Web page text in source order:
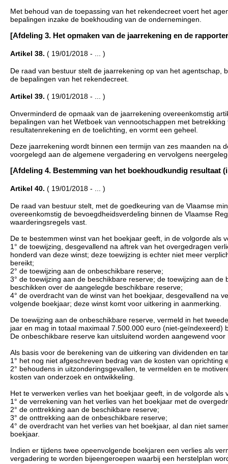
Met behoud van de toepassing van het rekendecreet voert het
bepalingen inzake de boekhouding van de ondernemingen.
[Afdeling 3. Het opmaken van de jaarrekening en de
Artikel 38. ( 19/01/2018 - ... )
De raad van bestuur stelt de jaarrekening op van het
de bepalingen van het rekendecreet.
Artikel 39. ( 19/01/2018 - ... )
Onverminderd de opmaak van de jaarrekening overeenkomstig
bepalingen van het Wetboek van vennootschappen met
resultatenrekening en de toelichting, en vormt een geheel.
Deze jaarrekening wordt binnen een termijn van zes maanden na
voorgelegd aan de algemene vergadering en vervolgens
[Afdeling 4. Bestemming van het boekhoudkundig resultaat
Artikel 40. ( 19/01/2018 - ... )
De raad van bestuur stelt, met de goedkeuring van de Vlaamse
overeenkomstig de bevoegdheidsverdeling binnen de Vlaamse
waarderingsregels vast.
De te bestemmen winst van het boekjaar geeft, in de volgorde als
1° de toewijzing, desgevallend na aftrek van het overgedragen
honderd van deze winst; deze toewijzing is echter niet meer
bereikt;
2° de toewijzing aan de onbeschikbare reserve;
3° de toewijzing aan de beschikbare reserve; de toewijzing aan
beschikken over de aangelegde beschikbare reserve;
4° de overdracht van de winst van het boekjaar, desgevallend na
volgende boekjaar; deze winst komt voor uitkering in aanmerking.
De toewijzing aan de onbeschikbare reserve, vermeld in het
jaar en mag in totaal maximaal 7.500.000 euro (niet-
De onbeschikbare reserve kan uitsluitend worden aangewend
Als basis voor de berekening van de uitkering van dividenden en
1° het nog niet afgeschreven bedrag van de kosten van oprichting
2° behoudens in uitzonderingsgevallen, te vermelden en te
kosten van onderzoek en ontwikkeling.
Het te verwerken verlies van het boekjaar geeft, in de volgorde als
1° de verrekening van het verlies van het boekjaar met de
2° de onttrekking aan de beschikbare reserve;
3° de onttrekking aan de onbeschikbare reserve;
4° de overdracht van het verlies van het boekjaar, al dan niet
boekjaar.
Indien er tijdens twee opeenvolgende boekjaren een verlies als
vergadering te worden bijeengeroepen waarbij een herstelplan